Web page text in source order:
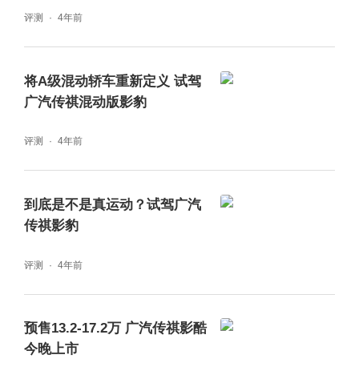
评测 4年前
将A级混动轿车重新定义 试驾
广汽传祺混动版影豹
评测 4年前
到底是不是真运动？试驾广汽
传祺影豹
评测 4年前
预售13.2-17.2万 广汽传祺影酷
今晚上市